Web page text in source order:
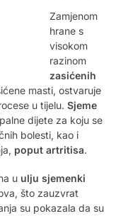
Zamjenom
hrane s
visokom
razinom
zasićenih
masti, ostvaruje
u tijelu. Sjeme
dijete za koju se
bolesti, kao i
poput artritisa.
u ulju sjemenki
što zauzvrat
su pokazala da su